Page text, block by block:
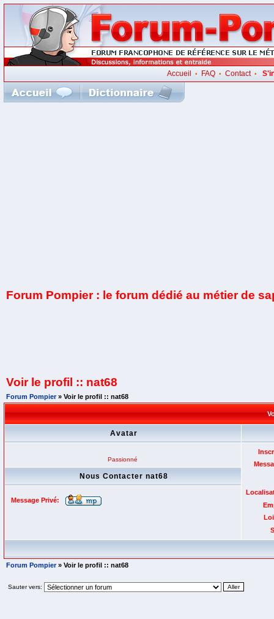
Accueil • FAQ •Contact•
Forum Pompier : le forum dédié au métier de
Voir le profil :: nat68
Forum Pompier» Voir le profil :: nat68
Avatar
Passionné
Nous Contacter nat68
Message Privé:
Forum Pompier» Voir le profil :: nat68
Sauter vers: